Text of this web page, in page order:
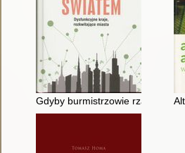
Gdyby burmistrzowie rządzili